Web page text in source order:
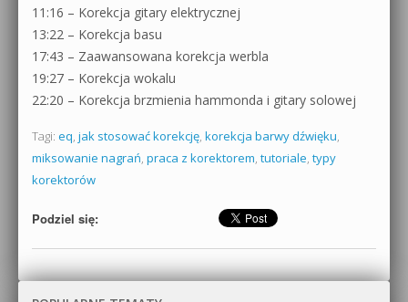
11:16 – Korekcja gitary elektrycznej
13:22 – Korekcja basu
17:43 – Zaawansowana korekcja werbla
19:27 – Korekcja wokalu
22:20 – Korekcja brzmienia hammonda i gitary solowej
Tagi: eq, jak stosować korekcję, korekcja barwy dźwięku,
miksowanie nagrań, praca z korektorem, tutoriale, typy
korektorów
Podziel się: